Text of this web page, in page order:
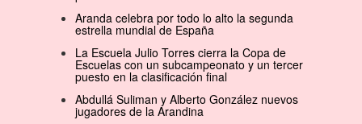
Aranda celebra por todo lo alto la segunda
estrella mundial de España
La Escuela Julio Torres cierra la Copa de
Escuelas con un subcampeonato y un tercer
puesto en la clasificación final
Abdullá Suliman y Alberto González nuevos
jugadores de la Arandina